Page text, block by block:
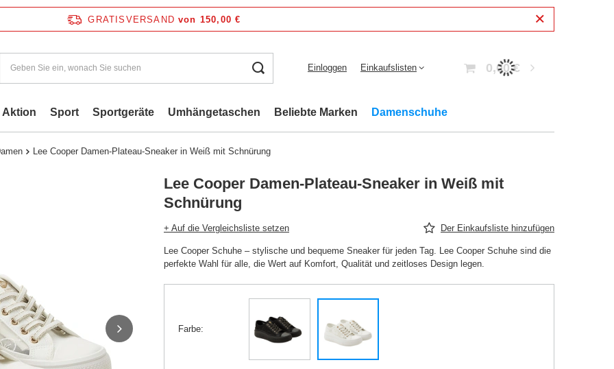
GRATISVERSAND von 150,00 €
Einloggen Einkaufslisten 0,00 €
Aktion Sport Sportgeräte Umhängetaschen Beliebte Marken Damenschuhe
Lee Cooper Damen-Plateau-Sneaker in Weiß mit Schnürung
Lee Cooper Damen-Plateau-Sneaker in Weiß mit
Schnürung
+ Auf die Vergleichsliste setzen Der Einkaufsliste hinzufügen
Lee Cooper Schuhe – stylische und bequeme Sneaker für jeden Tag. Lee Cooper Schuhe sind die
perfekte Wahl für alle, die Wert auf Komfort, Qualität und zeitloses Design legen.
Farbe